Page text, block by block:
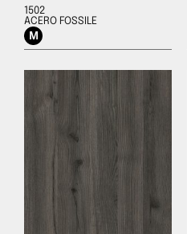
1502
ACERO FOSSILE